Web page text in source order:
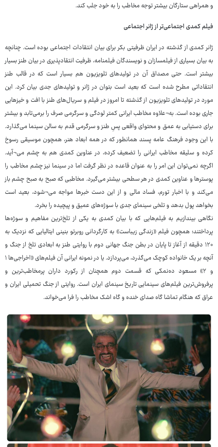
و همراهی ستارگان بیشتر توجه مخاطب را به خود جلب کند.
فیلم کمدی اجتماعی‌تر از ژانر اجتماعی
ژانر کمدی از گذشته در ایران ظرفیتی بکر برای بیان انتقادات اجتماعی بوده است. چنانچه
به بیان بسیاری از فیلمسازان و نویسندگان فیلمنامه، ظرفیت انتقادپذیری در بیان طنز بسیار
بیشتر است. حتی مصداق آن در تولیدهای تلویزیون هم بسیار است که در قالب طنز
انتقاداتی مطرح شده است که بعید است بتوان در ژانر و تولیدهای جدی بیان کرد. این
مورد در تولیدهای تلویزیون از گذشته تا امروز در فیلم و سریال‌های طنز با افت و خیزهایی
جاری بوده است. به¬علاوه مخاطب ایرانی کمتر لودگی و سرگرمی صرف را برمی‌تابد و بیشتر
برای دستیابی به عمق و محتوای واقعی پسِ طنز و سرگرمی قدم به سالن سینما می‌گذارد.
با این وجود فرهنگ عامه‌ پسند همانطور که در همه ابعاد هنر، همچون موسیقی رسوخ
کرده و سلیقه مخاطب ایرانی را تضعیف کرده، در عناوین کمدی هم به چشم می¬آید.
اگرچه نمی‌توان این امر را به عنوان قاعده در نظر گرفت اما در سینما نیز چشم مخاطب را
پوسترها و عناوین کمدی در هر سطحی بیشتر می‌گیرد. مخاطبی که صبح به صبح چشم باز
می‌کند و با اخبار تورم، فساد مالی و از این دست خبرها مواجه می¬شود، بعید است
بخواهد پول بدهد و تلخی سینمای جدی با سوژه‌های عمیق و پیچیده را بخرد.
نگاهی بیندازیم به فیلم‌هایی که با بیان کمدی به یکی از تلخ‌ترین مفاهیم و سوژه‌ها
پرداختند؛ همچون فیلم «زندگی زیباست» به کارگردانی روبرتو بنینی ایتالیایی که نزدیک به
۱۲۰ دقیقه از آغاز تا پایان در بطن جنگ جهانی دوم با روایتی طنز به ابعادی تلخ از جنگ و
آنچه بر یک خانواده کوچک می‌گذرد، می‌پردازد. یا در نمونه ایرانی آن فیلم‌های «اخراجی‌ها ۱
و ۲» مسعود ده‌نمکی که قسمت دوم همچنان از رکورد داران پرمخاطب‌ترین و
پرفروش‌ترین فیلم‌های سینمایی تاریخ سینمای ایران است. روایتی از جنگ تحمیلی ایران و
عراق که هنگام تماشا گاه صدای خنده و گاه اشک مخاطب را فرا می‌خواند.